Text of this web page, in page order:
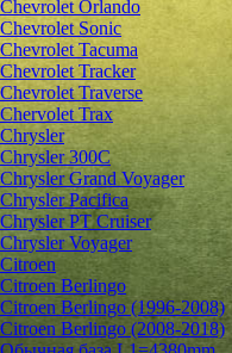
Chevrolet Orlando
Chevrolet Sonic
Chevrolet Tacuma
Chevrolet Tracker
Chevrolet Traverse
Chervolet Trax
Chrysler
Chrysler 300C
Chrysler Grand Voyager
Chrysler Pacifica
Chrysler PT Cruiser
Chrysler Voyager
Citroen
Citroen Berlingo
Citroen Berlingo (1996-2008)
Citroen Berlingo (2008-2018)